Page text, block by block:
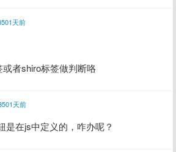
天前
者shiro标签做判断咯
天前
是在js中定义的，咋办呢？